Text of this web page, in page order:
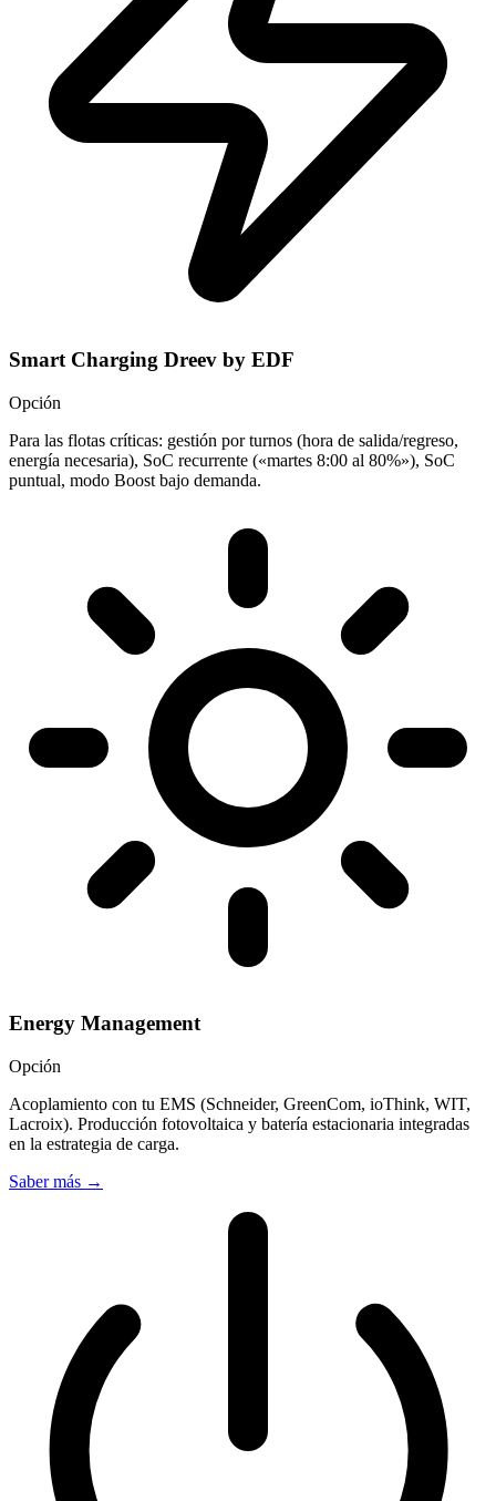
Smart Charging Dreev by EDF
Opción
Para las flotas críticas: gestión por turnos (hora de salida/regreso,
energía necesaria), SoC recurrente («martes 8:00 al 80%»), SoC
puntual, modo Boost bajo demanda.
Energy Management
Opción
Acoplamiento con tu EMS (Schneider, GreenCom, ioThink, WIT,
Lacroix). Producción fotovoltaica y batería estacionaria integradas
en la estrategia de carga.
Saber más →